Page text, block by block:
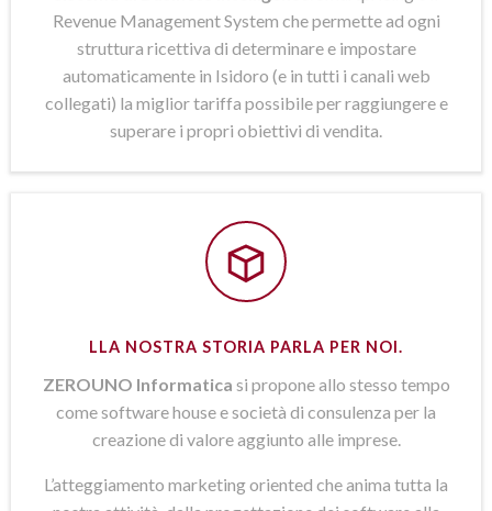
Revenue Management System che permette ad ogni
struttura ricettiva di determinare e impostare
automaticamente in Isidoro (e in tutti i canali web
collegati) la miglior tariffa possibile per raggiungere e
superare i propri obiettivi di vendita.
LLA NOSTRA STORIA PARLA PER NOI.
ZEROUNO Informatica si propone allo stesso tempo
come software house e società di consulenza per la
creazione di valore aggiunto alle imprese.
L’atteggiamento marketing oriented che anima tutta la